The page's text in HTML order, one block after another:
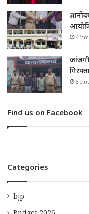
4
5
Find us on Facebook
Categories
bjp